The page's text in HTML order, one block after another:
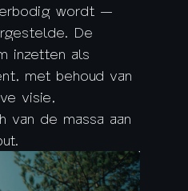
wordt —
De
inzetten als
met behoud van
visie,
van de massa aan